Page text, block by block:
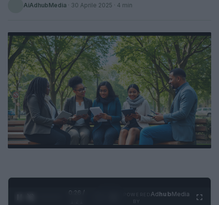
AiAdhubMedia · 30 Aprile 2025 · 4 min
0:27 /
AdhubMedia